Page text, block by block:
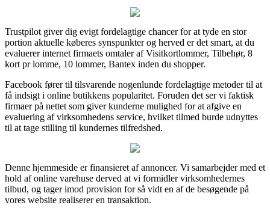
Trustpilot giver dig evigt fordelagtige chancer for at tyde en stor
portion aktuelle køberes synspunkter og herved er det smart, at du
evaluerer internet firmaets omtaler af Visitkortlommer, Tilbehør, 8
kort pr lomme, 10 lommer, Bantex inden du shopper.
Facebook fører til tilsvarende nogenlunde fordelagtige metoder til at
få indsigt i online butikkens popularitet. Foruden det ser vi faktisk
firmaer på nettet som giver kunderne mulighed for at afgive en
evaluering af virksomhedens service, hvilket tilmed burde udnyttes
til at tage stilling til kundernes tilfredshed.
Denne hjemmeside er finansieret af annoncer. Vi samarbejder med et
hold af online varehuse derved at vi formidler virksomhedernes
tilbud, og tager imod provision for så vidt en af de besøgende på
vores website realiserer en transaktion.